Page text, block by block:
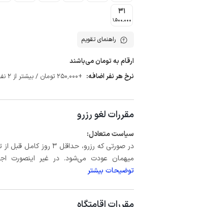
31
1٬500٬000
راهنمای تقویم
ارقام به تومان می‌باشند
نرخ هر نفر اضافه: +250٬000 تومان / بیشتر از 2 نفر
مقررات لغو رزرو
سیاست متعادل:
میهمان عودت می‌شود. در غیر اینصورت اجاره شب اول بعلاوه
توضیحات بیشتر